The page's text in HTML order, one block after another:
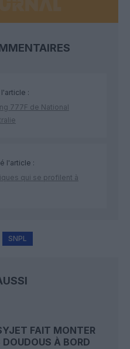
:
777F de National
l'article :
qui se profilent à
SNPL
FAIT MONTER
DOUDOUS À BORD